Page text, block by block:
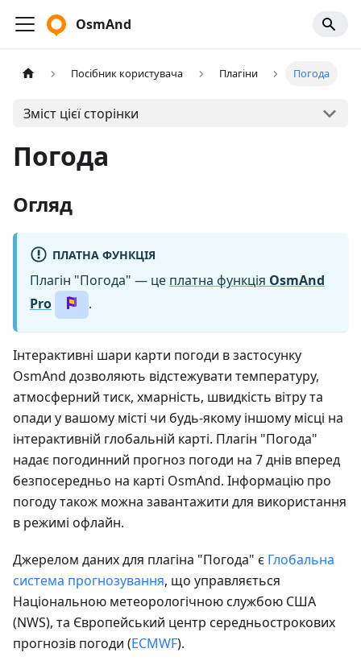
OsmAnd
Посібник користувача Плагіни Погода
Зміст цієї сторінки
Погода
Огляд
ПЛАТНА ФУНКЦІЯ
Плагін "Погода" — це платна функція OsmAnd
Pro
.
Інтерактивні шари карти погоди в застосунку
OsmAnd дозволяють відстежувати температуру,
атмосферний тиск, хмарність, швидкість вітру та
опади у вашому місті чи будь-якому іншому місці на
інтерактивній глобальній карті. Плагін "Погода"
надає погодинний прогноз погоди на 7 днів вперед
безпосередньо на карті OsmAnd. Інформацію про
погоду також можна завантажити для використання
в режимі офлайн.
Джерелом даних для плагіна "Погода" є Глобальна
система прогнозування, що управляється
Національною метеорологічною службою США
(NWS), та Європейський центр середньострокових
прогнозів погоди (ECMWF).